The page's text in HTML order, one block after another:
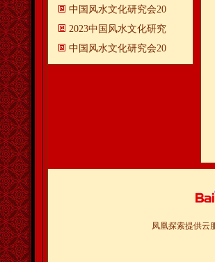
中国风水文化研究会20
2023中国风水文化研究
中国风水文化研究会20
凤凰探索提供云